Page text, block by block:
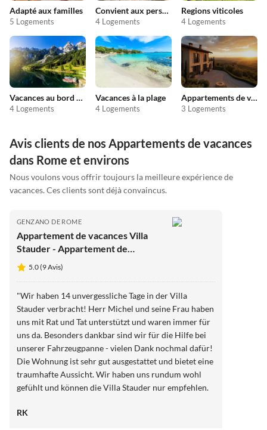
Adapté aux familles
5 Logements
Convient aux personnes allergiques
4 Logements
Regions viticoles
4 Logements
Vacances au bord du lac
4 Logements
Vacances à la plage
4 Logements
Appartements de vacances pas chers
3 Logements
Avis clients de nos Appartements de vacances
dans Rome et environs
Nous voulons vous offrir toujours la meilleure expérience de
vacances. Ces clients sont déjà convaincus.
GENZANO DE ROME
Appartement de vacances Villa
Stauder - Appartement de
vacances Olivi
5.0 (9 Avis)
"Wir haben 14 unvergessliche Tage in der Villa
Stauder verbracht! Herr Michel und seine Frau haben
uns mit Rat und Tat unterstützt und waren immer für
uns da. Besonders dankbar sind wir für die Hilfe bei
unserer Fahrzeugpanne - vielen Dank nochmal dafür!
Die Wohnung ist sehr gut ausgestattet und bietet eine
traumhafte Aussicht. Wir haben uns rundum wohl
gefühlt und können die Villa Stauder nur empfehlen.
RK